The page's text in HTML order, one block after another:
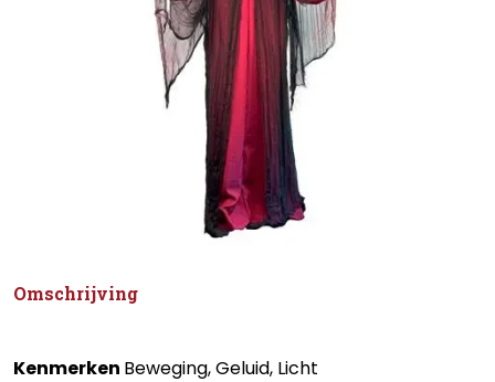
Omschrijving
Kenmerken Beweging, Geluid, Licht